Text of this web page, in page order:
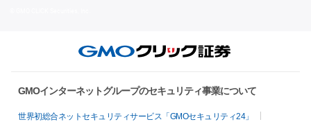
GMOインターネットグループのセキュリティ事業について
世界初総合ネットセキュリティサービス「GMOセキュリティ24」